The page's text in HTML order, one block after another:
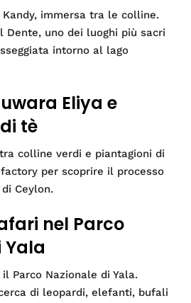
immersa tra le colline.
Dente, uno dei luoghi più sacri
intorno al lago
Eliya e
tè
colline verdi e piantagioni di
per scoprire il processo
Ceylon.
nel Parco
Yala
Parco Nazionale di Yala.
di leopardi, elefanti, bufali